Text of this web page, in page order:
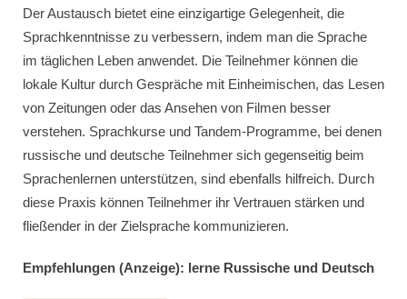
Der Austausch bietet eine einzigartige Gelegenheit, die
Sprachkenntnisse zu verbessern, indem man die Sprache
im täglichen Leben anwendet. Die Teilnehmer können die
lokale Kultur durch Gespräche mit Einheimischen, das Lesen
von Zeitungen oder das Ansehen von Filmen besser
verstehen. Sprachkurse und Tandem-Programme, bei denen
russische und deutsche Teilnehmer sich gegenseitig beim
Sprachenlernen unterstützen, sind ebenfalls hilfreich. Durch
diese Praxis können Teilnehmer ihr Vertrauen stärken und
fließender in der Zielsprache kommunizieren.
Empfehlungen (Anzeige): lerne Russische und Deutsch